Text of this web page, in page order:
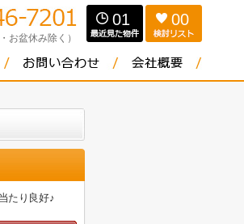
お盆休み除く）
01 00
たり良好♪